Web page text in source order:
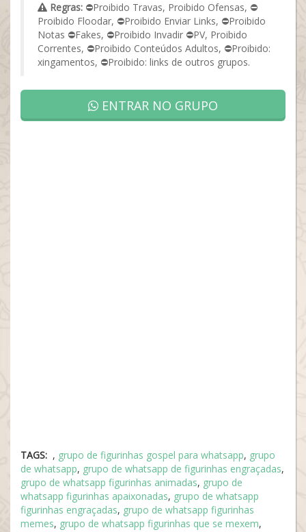
Regras: ⛔Proibido Travas, Proibido Ofensas, ⛔
Proibido Floodar, ⛔Proibido Enviar Links, ⛔Proibido
Notas ⛔Fakes, ⛔Proibido Invadir ⛔PV, Proibido
Correntes, ⛔Proibido Conteúdos Adultos, ⛔Proibido:
xingamentos, ⛔Proibido: links de outros grupos.
ENTRAR NO GRUPO
TAGS: , grupo de figurinhas gospel para whatsapp, grupo
de whatsapp, grupo de whatsapp de figurinhas engraçadas,
grupo de whatsapp figurinhas animadas, grupo de
whatsapp figurinhas apaixonadas, grupo de whatsapp
figurinhas engraçadas, grupo de whatsapp figurinhas
memes, grupo de whatsapp figurinhas que se mexem,